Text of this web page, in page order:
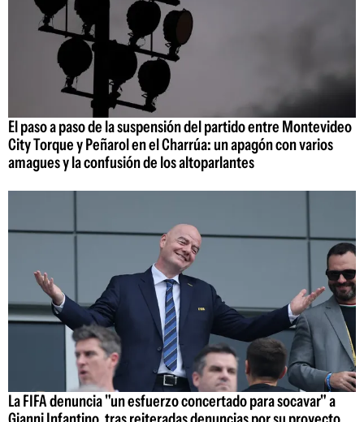
El paso a paso de la suspensión del partido entre Montevideo
City Torque y Peñarol en el Charrúa: un apagón con varios
amagues y la confusión de los altoparlantes
La FIFA denuncia "un esfuerzo concertado para socavar" a